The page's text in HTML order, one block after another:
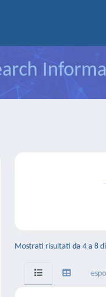
Mostrati risultati da 4 a 8